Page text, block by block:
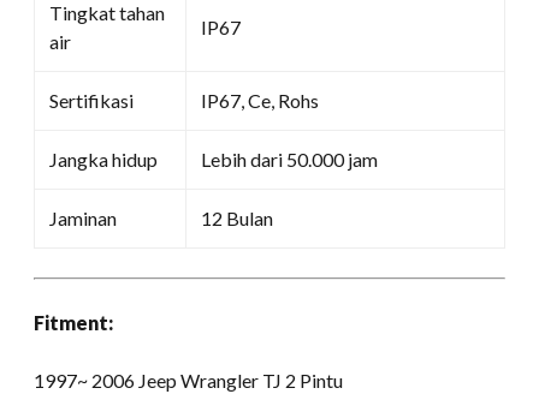
Tingkat tahan
air
IP67
Sertifikasi IP67, Ce, Rohs
Jangka hidup Lebih dari 50.000 jam
Jaminan 12 Bulan
Fitment:
1997~ 2006 Jeep Wrangler TJ 2 Pintu